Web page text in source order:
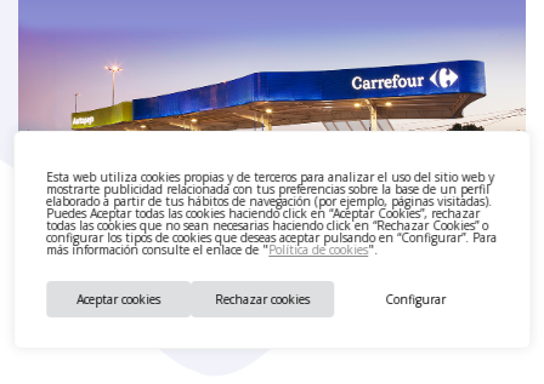
Esta web utiliza cookies propias y de terceros para analizar el uso del sitio web y
mostrarte publicidad relacionada con tus preferencias sobre la base de un perfil
elaborado a partir de tus hábitos de navegación (por ejemplo, páginas visitadas).
Puedes Aceptar todas las cookies haciendo click en “Aceptar Cookies”, rechazar
todas las cookies que no sean necesarias haciendo click en “Rechazar Cookies” o
configurar los tipos de cookies que deseas aceptar pulsando en “Configurar”. Para
más información consulte el enlace de "Política de cookies".
Configurar
Rechazar cookies
Aceptar cookies